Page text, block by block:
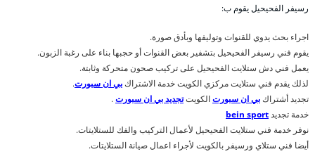
رسيفر الفحيحيل يقوم ب:
اجراء بحث يدوي للقنوات وتوليفها وبأدق صورة.
يقوم فني رسيفر الفحيحيل بتشفير بعض القنوات أو حجبها بناء على رغبة الزبون.
يعمل فني دش ستلايت الفحيحيل على تركيب صحون متحركة وثابتة.
لذلك يقدم فني ستلايت مركزي الكويت خدمة الاشتراكبي ان سبورت.
تجديد أشتراكبي ان سبورتالكويتتجديد بي ان سبورت.
خدمة تجديدbein sport
نوفر خدمة فني ستلايت الفحيحيل لأعمال التركيب والفك للستلايتات.
أيضا فني ستلاي ورسيفر بالكويت لأجراء اعمال صيانة الستلايتات.